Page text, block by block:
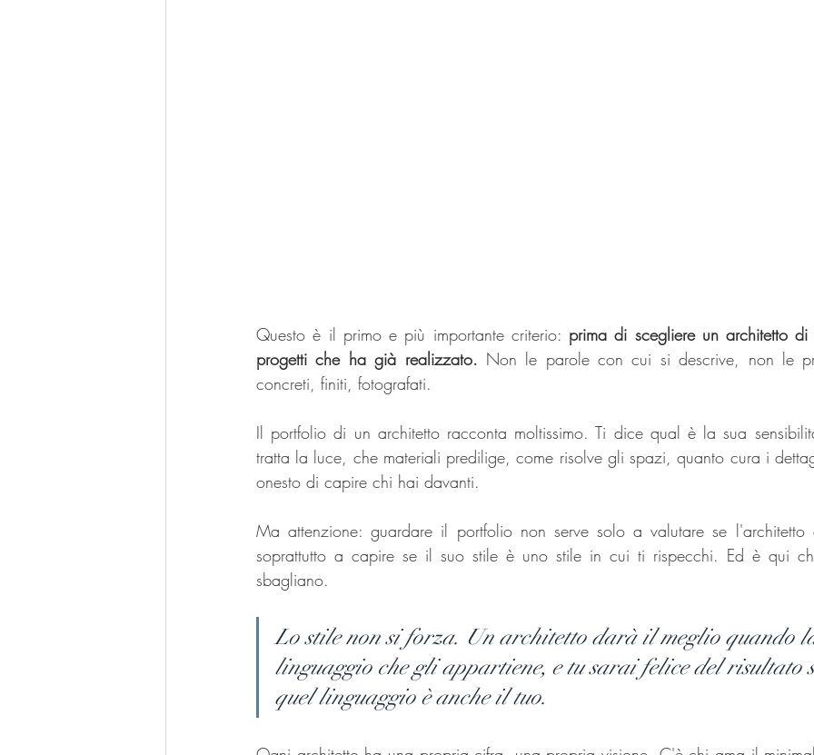
Questo è il primo e più importante criterio: prima di scegliere un architetto
progetti che ha già realizzato. Non le parole con cui si descrive, non le
concreti, finiti, fotografati.
Il portfolio di un architetto racconta moltissimo. Ti dice qual è la sua
tratta la luce, che materiali predilige, come risolve gli spazi, quanto cura i
onesto di capire chi hai davanti.
Ma attenzione: guardare il portfolio non serve solo a valutare se l'architetto
soprattutto a capire se il suo stile è uno stile in cui ti rispecchi. Ed è qui
sbagliano.
Lo stile non si forza. Un architetto darà il meglio quando
linguaggio che gli appartiene, e tu sarai felice del risultato
quel linguaggio è anche il tuo.